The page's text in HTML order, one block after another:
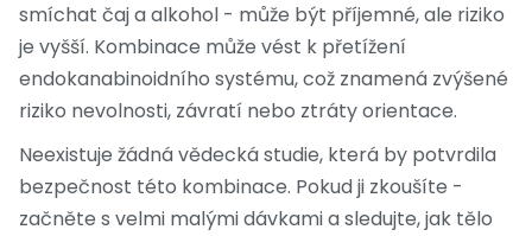
smíchat čaj a alkohol - může být příjemné, ale riziko
je vyšší. Kombinace může vést k přetížení
endokanabinoidního systému, což znamená zvýšené
riziko nevolnosti, závratí nebo ztráty orientace.
Neexistuje žádná vědecká studie, která by potvrdila
bezpečnost této kombinace. Pokud ji zkoušíte -
začněte s velmi malými dávkami a sledujte, jak tělo